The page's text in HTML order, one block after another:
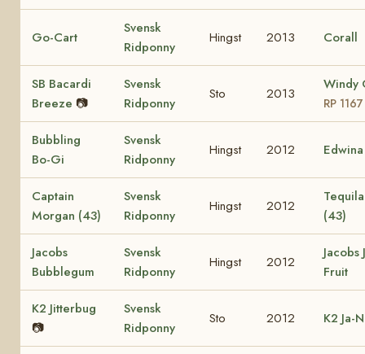
Go-Cart
Svensk
Ridponny
Hingst 2013 Corall
SB Bacardi
Breeze 📷
Svensk
Ridponny
Sto 2013
Windy
RP
Bubbling
Bo-Gi
Svensk
Ridponny
Hingst 2012 Edwina
Captain
Morgan (43)
Svensk
Ridponny
Hingst 2012
(43)
Jacobs
Bubblegum
Svensk
Ridponny
Hingst 2012
Jacobs
Fruit
K2 Jitterbug
📷
Svensk
Ridponny
Sto 2012 K2 Ja-